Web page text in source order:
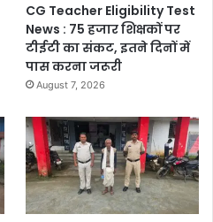
CG Teacher Eligibility Test
News : 75 हजार शिक्षकों पर
टीईटी का संकट, इतने दिनों में
पास करना जरूरी
August 7, 2026